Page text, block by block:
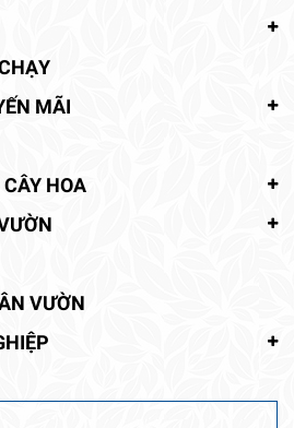
VƯỜN
CỦA SÀI GÒN
HOA NHÉ
Chạy